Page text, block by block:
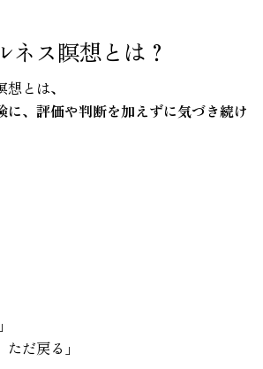
ネス瞑想とは？
とは、
に、評価や判断を加えずに気づき続け
ただ戻る」